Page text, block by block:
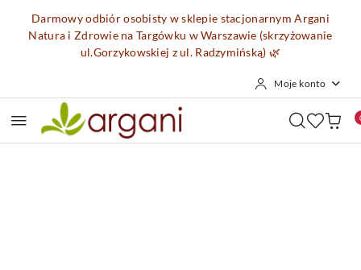
Przejdź do treści głównej
Przejdź do wyszukiwarki
Przejdź do moje konto
Przejdź do menu głównego
Przejdź do opisu produktu
Przejdź do stopki
Darmowy odbiór osobisty w sklepie stacjonarnym Argani
Natura i Zdrowie na Targówku w Warszawie (skrzyżowanie
ul.Gorzykowskiej z ul. Radzymińską) 🌿
Moje konto